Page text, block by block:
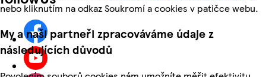
nebo kliknutím na odkaz Soukromí a cookies v patičce webu.
My a naši partneři zpracováváme údaje z
následujících důvodů